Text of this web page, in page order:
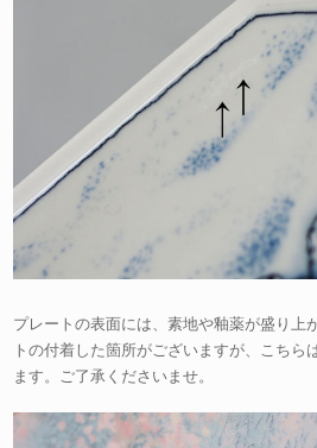
プレートの表面には、素地や釉薬が盛り上
トの付着した箇所がございますが、こちら
ます。ご了承くださいませ。